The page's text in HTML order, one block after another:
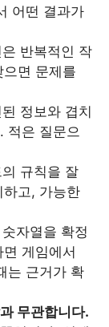
어떤 결과가
반복적인 작
면 문제를
정보와 겹치
적은 질문으
규칙을 잘
고, 가능한
자열을 확정
게임에서
는 근거가 확
무관합니다.